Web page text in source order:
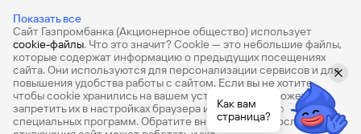
Показать все
Ипотечный калькулятор
Кредитный калькулятор
Сайт Газпромбанка (Акционерное общество) использует
cookie-файлы. Что это значит? Сookie — это небольшие файлы,
которые содержат информацию о предыдущих посещениях
сайта. Они используются для персонализации сервисов и для
повышения удобства работы с сайтом. Если вы не хотите,
чтобы сookie хранились на вашем устройстве, вы можете
запретить их в настройках браузера или с помощью
специальных программ. Обратите внимание, что после их
Как вам
страница?